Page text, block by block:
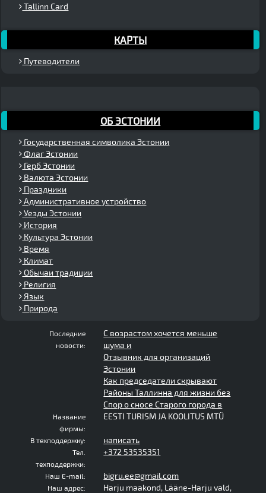
Tallinn Card
КАРТЫ
Путеводители
ОБ ЭСТОНИИ
Государственная символика Эстонии
Флаг Эстонии
Герб Эстонии
Валюта Эстонии
Праздники
Административное устройство
Уезды Эстонии
История
Культура Эстонии
Время
Климат
Обычаи традиции
Религия
Язык
Природа
Последние
новости:
С возрастом хочется меньше
шума и
Отзывник для организаций
Эстонии
Как председатели скрывают
Районы Таллинна для жизни без
Спор о сносе Старого города в
Название
фирмы:
EESTI TURISM JA KOOLITUS MTÜ
В техподдержку: написать
Тел.
техподдержки:
+372 53535351
Наш E-mail: bigru.ee@gmail.com
Наш адрес:
Harju maakond, Lääne-Harju vald,